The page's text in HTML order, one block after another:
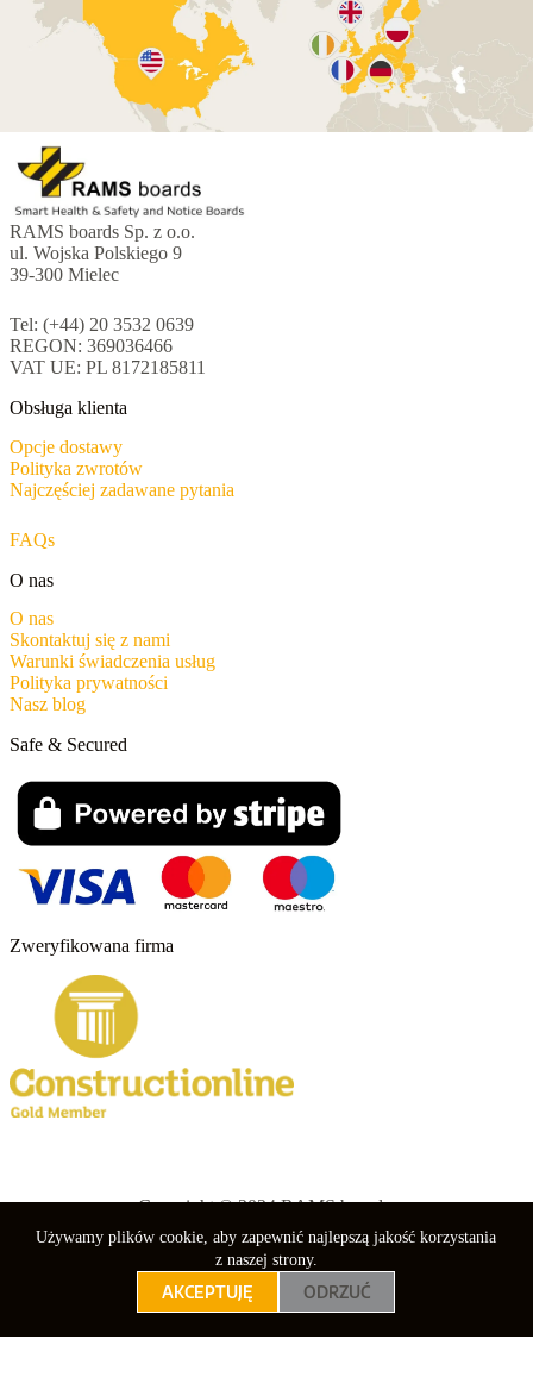
Używamy plików cookie, aby zapewnić najlepszą jakość korzystania
z naszej strony.
AKCEPTUJĘ ODRZUĆ
RAMS boards Sp. z o.o.
ul. Wojska Polskiego 9
39-300 Mielec
Tel: (+44) 20 3532 0639
REGON: 369036466
VAT UE: PL 8172185811
Obsługa klienta
Opcje dostawy
Polityka zwrotów
Najczęściej zadawane pytania
FAQs
O nas
O nas
Skontaktuj się z nami
Warunki świadczenia usług
Polityka prywatności
Nasz blog
Zweryfikowana firma
Safe & Secured
Copyright © 2024 RAMS boards.
nebuso